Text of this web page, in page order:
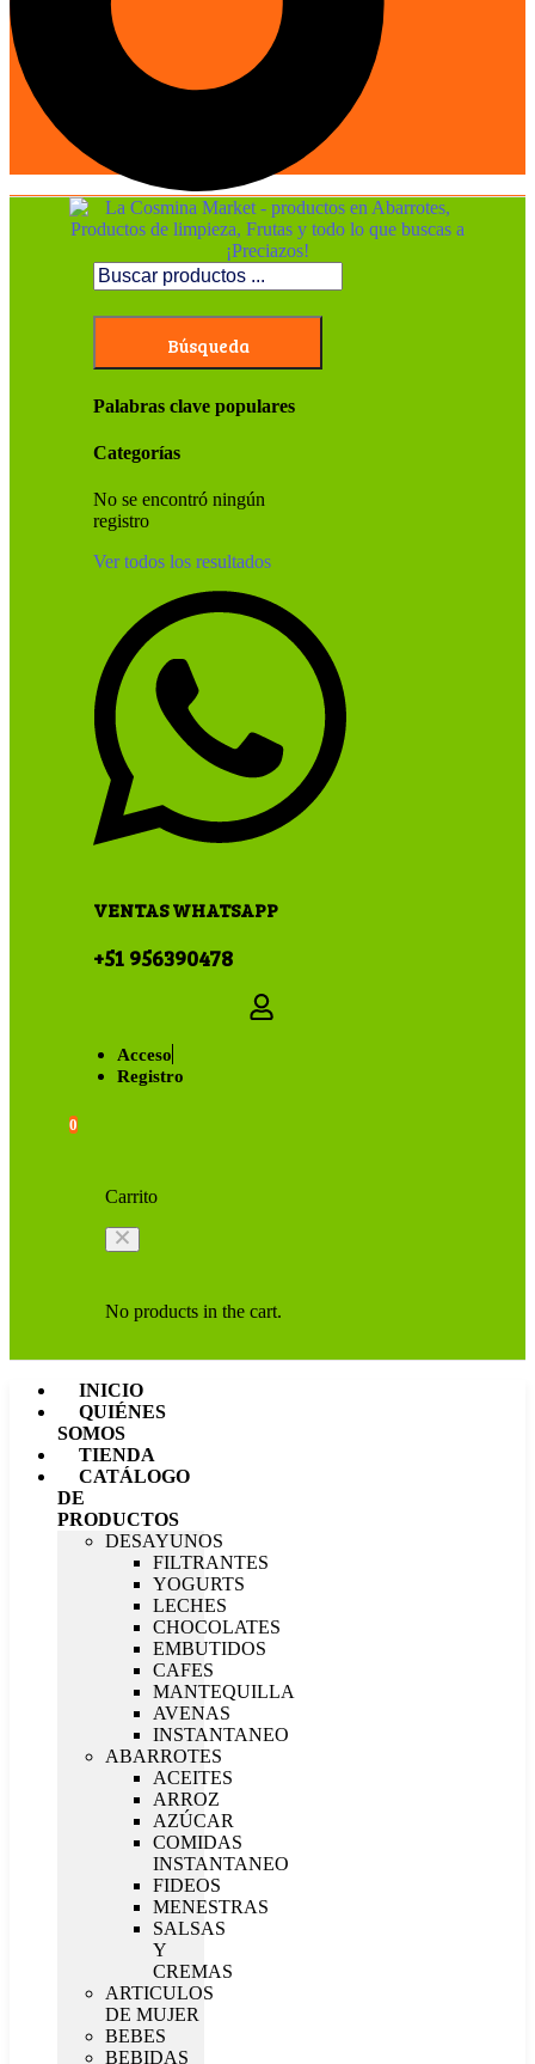
Búsqueda
Palabras clave populares
Categorías
No se encontró ningún
registro
Ver todos los resultados
VENTAS WHATSAPP
+51 956390478
Acceso
Registro
0
Carrito
No products in the cart.
INICIO
QUIÉNES
SOMOS
TIENDA
CATÁLOGO
DE
PRODUCTOS
DESAYUNOS
FILTRANTES
YOGURTS
LECHES
CHOCOLATES
EMBUTIDOS
CAFES
MANTEQUILLA
AVENAS
INSTANTANEO
ABARROTES
ACEITES
ARROZ
AZÚCAR
COMIDAS
INSTANTANEO
FIDEOS
MENESTRAS
SALSAS
Y
CREMAS
ARTICULOS
DE MUJER
BEBES
BEBIDAS